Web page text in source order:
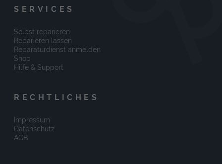
SERVICES
Selbst reparieren
Reparieren lassen
Reparaturdienst anmelden
Shop
Hilfe & Support
RECHTLICHES
Impressum
Datenschutz
AGB